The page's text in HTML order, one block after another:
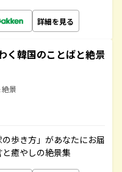
詳細を見る
く韓国のことばと絶景
景
歩き方」があなたにお届
癒やしの絶景集